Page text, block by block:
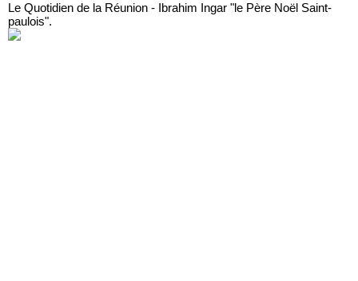
Le Quotidien de la Réunion - Ibrahim Ingar "le Père Noël Saint-
paulois".